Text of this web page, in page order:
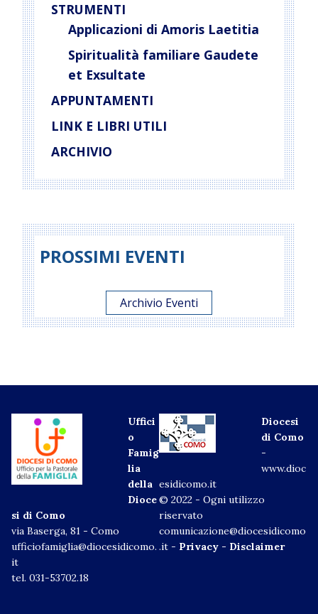
STRUMENTI
Applicazioni di Amoris Laetitia
Spiritualità familiare Gaudete
et Exsultate
APPUNTAMENTI
LINK E LIBRI UTILI
ARCHIVIO
PROSSIMI EVENTI
Archivio Eventi
Uffici
o
Famig
lia
della
Dioce
si di Como
via Baserga, 81 - Como
ufficiofamiglia@diocesidicomo.
it
tel. 031-53702.18
Diocesi
di Como
-
www.dioc
esidicomo.it
© 2022 - Ogni utilizzo
riservato
comunicazione@diocesidicomo
.it - Privacy - Disclaimer